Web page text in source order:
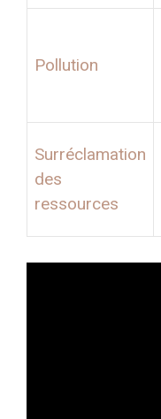
Pollution
Surréclamation
des
ressources